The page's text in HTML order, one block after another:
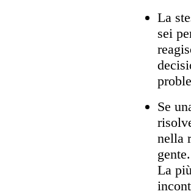
La
sei
Se
nella
La